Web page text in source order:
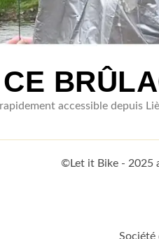
accessible depuis
©Let it Bike - 2025
Société